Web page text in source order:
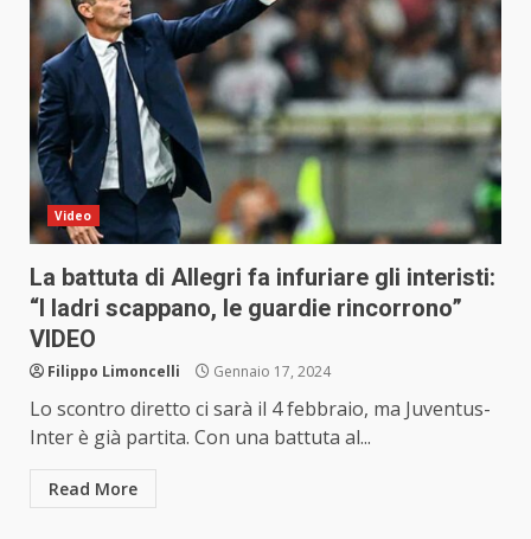
Video
La battuta di Allegri fa infuriare gli interisti:
“I ladri scappano, le guardie rincorrono”
VIDEO
Filippo Limoncelli Gennaio 17, 2024
Lo scontro diretto ci sarà il 4 febbraio, ma Juventus-
Inter è già partita. Con una battuta al...
Read More